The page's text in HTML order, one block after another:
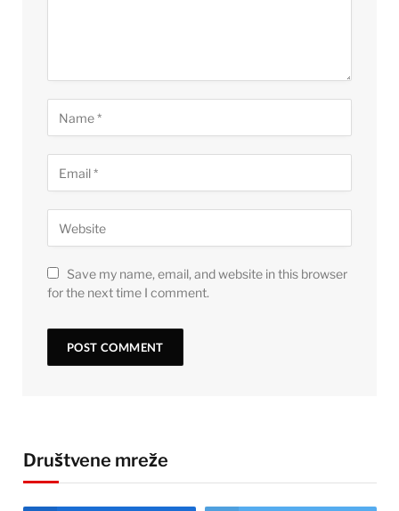
Save my name, email, and website in this browser
for the next time I comment.
Društvene mreže